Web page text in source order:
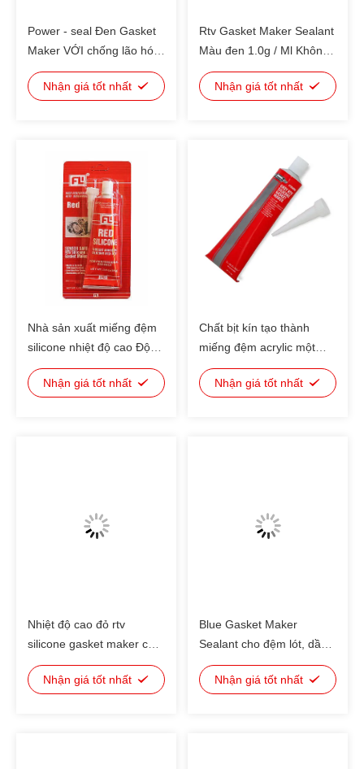
Power - seal Đen Gasket
Maker VỚI chống lão hóa,
phong hóa, nhiệt
Nhận giá tốt nhất
Rtv Gasket Maker Sealant
Màu đen 1.0g / Ml Không
có mùi
Nhận giá tốt nhất
Nhà sản xuất miếng đệm
silicone nhiệt độ cao Độ
ẩm được bảo dưỡng Độ
dẻo cao chống lão hóa
Nhận giá tốt nhất
Chất bịt kín tạo thành
miếng đệm acrylic một
thành phần 1.5g / Cm3
Nhận giá tốt nhất
Nhiệt độ cao đỏ rtv
silicone gasket maker cho
truyền bánh bao, trục
Nhận giá tốt nhất
Blue Gasket Maker
Sealant cho đệm lót, dầu
pan gasket maker Màu
XanhNhận giá tốt nhất